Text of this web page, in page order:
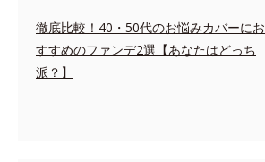
徹底比較！40・50代のお悩みカバーにお
すすめのファンデ2選【あなたはどっち
派？】